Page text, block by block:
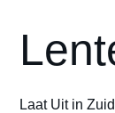
Laat Uit in